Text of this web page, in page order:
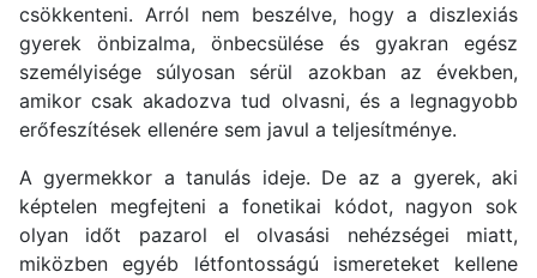
csökkenteni. Arról nem beszélve, hogy a diszlexiás
gyerek önbizalma, önbecsülése és gyakran egész
személyisége súlyosan sérül azokban az években,
amikor csak akadozva tud olvasni, és a legnagyobb
erőfeszítések ellenére sem javul a teljesítménye.
A gyermekkor a tanulás ideje. De az a gyerek, aki
képtelen megfejteni a fonetikai kódot, nagyon sok
olyan időt pazarol el olvasási nehézségei miatt,
miközben egyéb létfontosságú ismereteket kellene